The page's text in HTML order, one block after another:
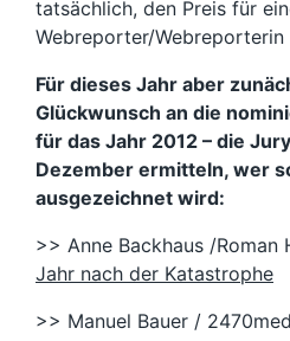
tatsächlich, den Preis für
Webreporter/Webreporterin
Für dieses Jahr aber
Glückwunsch an die
für das Jahr 2012 – die
Dezember ermitteln, wer
ausgezeichnet wird:
>> Anne Backhaus /Roman
Jahr nach der Katastrophe
>> Manuel Bauer /